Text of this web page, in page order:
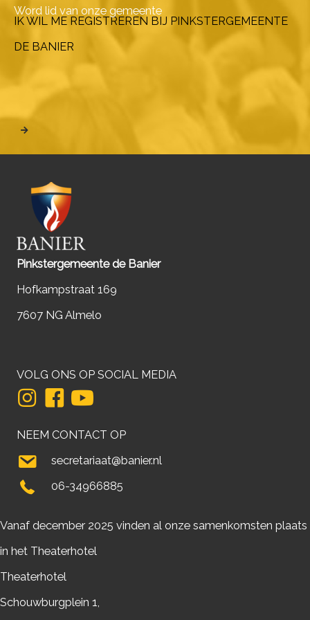
Word lid van onze gemeente
IK WIL ME REGISTREREN BIJ PINKSTERGEMEENTE
DE BANIER
Pinkstergemeente de Banier
Hofkampstraat 169
7607 NG Almelo
VOLG ONS OP SOCIAL MEDIA
NEEM CONTACT OP
secretariaat@banier.nl
06-34966885
Vanaf december 2025 vinden al onze samenkomsten plaats
in het Theaterhotel
Theaterhotel
Schouwburgplein 1,